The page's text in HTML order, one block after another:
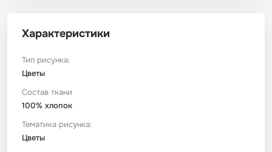
Характеристики
Тип рисунка:
Цветы
Состав ткани
100% хлопок
Тематика рисунка:
Цветы
Сатин Страйп
Сатин Твил
Сетка
Ситец
ТиСи Твил
Трикотаж
Тюль
Фланель
Город / архитектура
Морская тема
Космос
Техника / транспорт